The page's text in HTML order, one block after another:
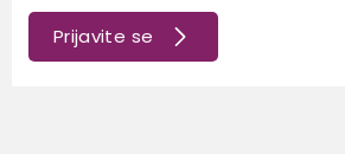
Prijavite se